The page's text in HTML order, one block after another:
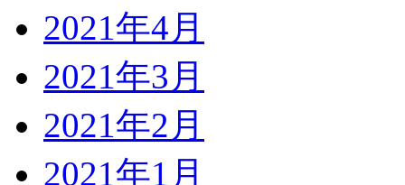
2021年4月
2021年3月
2021年2月
2021年1月